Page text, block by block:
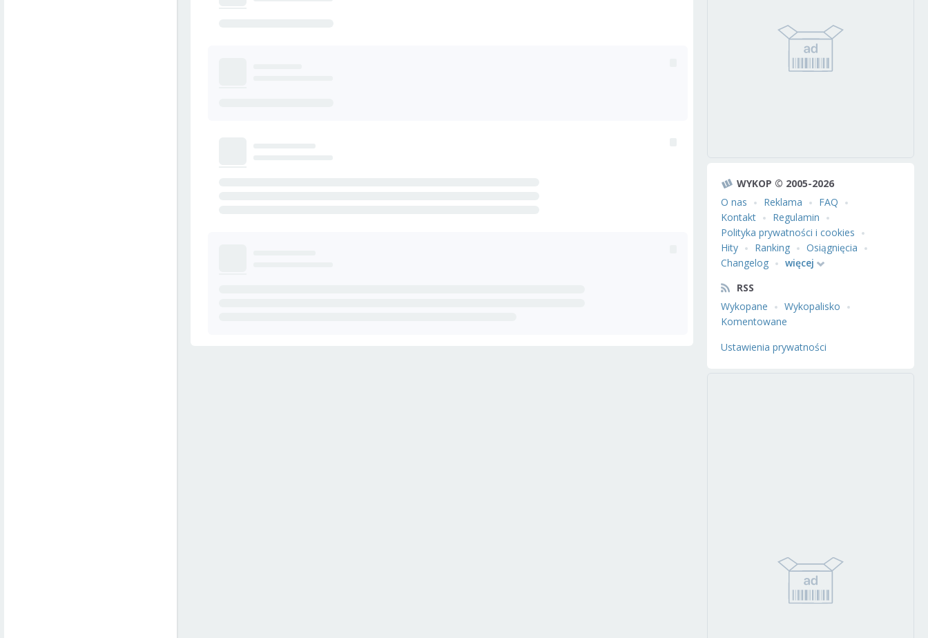
WYKOP © 2005-2026
O nas
Reklama
FAQ
Kontakt
Regulamin
Polityka prywatności i cookies
Hity
Ranking
Osiągnięcia
Changelog
więcej
RSS
Wykopane
Wykopalisko
Komentowane
Ustawienia prywatności